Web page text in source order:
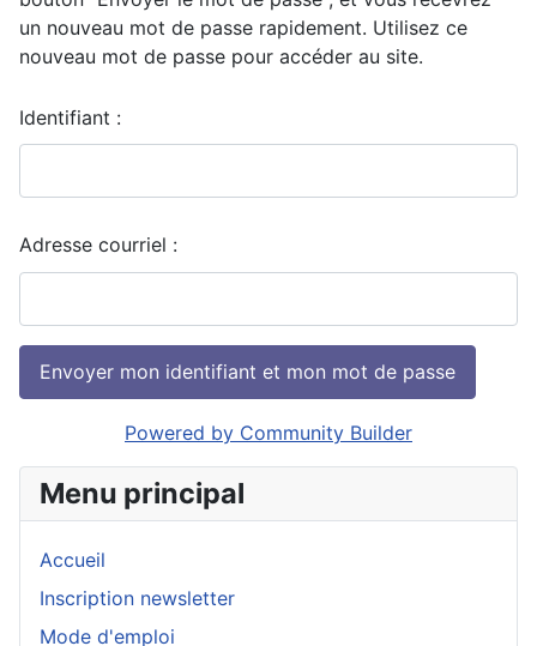
un nouveau mot de passe rapidement. Utilisez ce
nouveau mot de passe pour accéder au site.
Identifiant :
Adresse courriel :
Powered by Community Builder
Menu principal
Accueil
Inscription newsletter
Mode d'emploi